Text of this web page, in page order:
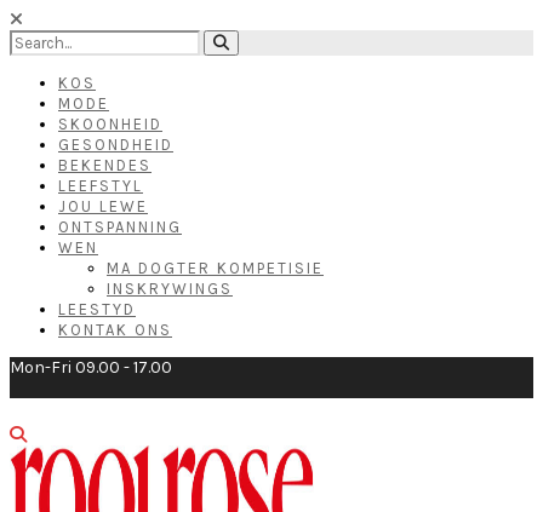
KOS
MODE
SKOONHEID
GESONDHEID
BEKENDES
LEEFSTYL
JOU LEWE
ONTSPANNING
WEN
MA DOGTER KOMPETISIE
INSKRYWINGS
LEESTYD
KONTAK ONS
Mon-Fri 09.00 - 17.00